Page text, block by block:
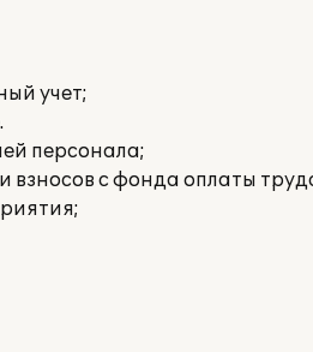
учет;
персонала;
взносов с фонда оплаты